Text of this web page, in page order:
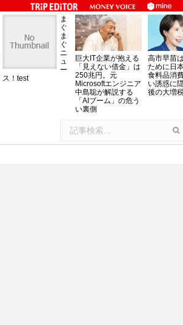
ま
ぐ
ま
ぐ
ニ
ュ
ー
ス！test
巨大IT企業が抱える
「見えない借金」は
250兆円。元
Microsoftエンジニア
中島聡が解説する
「AIブーム」の危う
い裏側
高市早苗
ために日
食料品消
い誘惑に
後の大増